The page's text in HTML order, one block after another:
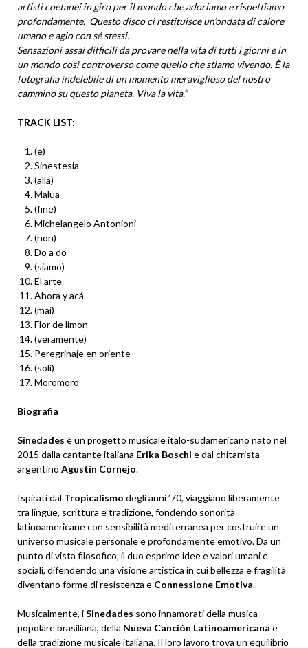
artisti coetanei in giro per il mondo che adoriamo e rispettiamo
profondamente. Questo disco ci restituisce un’ondata di calore
umano e agio con sé stessi.
Sensazioni assai difficili da provare nella vita di tutti i giorni e in
un mondo così controverso come quello che stiamo vivendo. È la
fotografia indelebile di un momento meraviglioso del nostro
cammino su questo pianeta. Viva la vita.”
TRACK LIST:
(e)
Sinestesia
(alla)
Malua
(fine)
Michelangelo Antonioni
(non)
Do a do
(siamo)
El arte
Ahora y acá
(mai)
Flor de limon
(veramente)
Peregrinaje en oriente
(soli)
Moromoro
Biografia
Sinedades è un progetto musicale italo-sudamericano nato nel
2015 dalla cantante italiana Erika Boschi e dal chitarrista
argentino Agustín Cornejo.
Ispirati dal Tropicalismo degli anni ’70, viaggiano liberamente
tra lingue, scrittura e tradizione, fondendo sonorità
latinoamericane con sensibilità mediterranea per costruire un
universo musicale personale e profondamente emotivo. Da un
punto di vista filosofico, il duo esprime idee e valori umani e
sociali, difendendo una visione artistica in cui bellezza e fragilità
diventano forme di resistenza e Connessione Emotiva.
Musicalmente, iSinedades sono innamorati della musica
popolare brasiliana, della Nueva Canción Latinoamericana e
della tradizione musicale italiana. Il loro lavoro trova un equilibrio